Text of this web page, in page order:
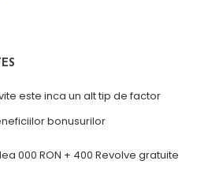
este inca un alt tip de factor
bonusurilor
000 RON + 400 Revolve gratuite